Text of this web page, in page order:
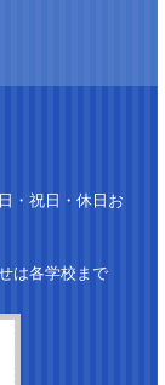
・祝日・休日お
は各学校まで